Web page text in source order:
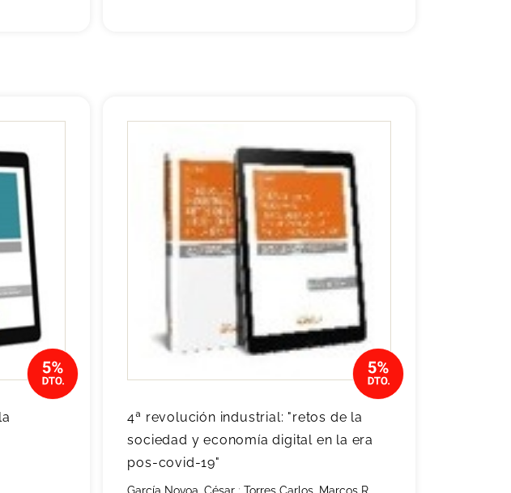
4ª revolución industrial: "retos de la
sociedad y economía digital en la era
pos-covid-19"